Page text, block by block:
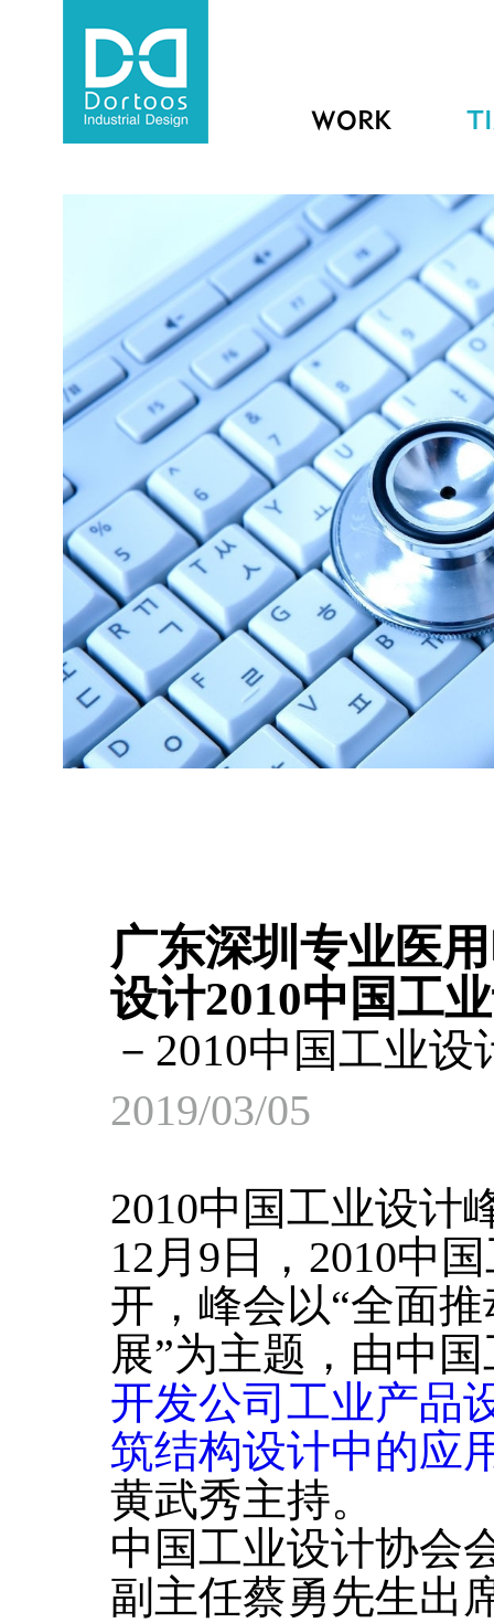
WORK
广东深圳专业医
设计2010中国工
－2010中国工业设
2019/03/05
2010中国工
12月9日，2010中
开，峰会以“全面
展”为主题，由中
开发公司工业产品
筑结构设计中的应
黄武秀主持。
中国工业设计协会
副主任蔡勇先生出